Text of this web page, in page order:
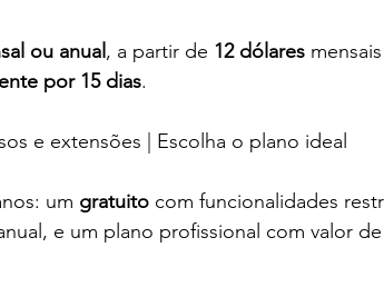
ou anual , a partir de 12 dólares
por 15 dias.
e extensões | Escolha o plano ideal
um gratuito com funcionalidades
e um plano profissional com valor de